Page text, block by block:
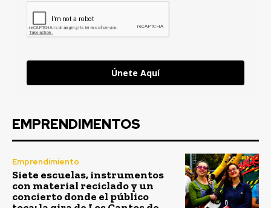
Únete Aquí
EMPRENDIMENTOS
Emprendimiento
Siete escuelas, instrumentos
con material reciclado y un
concierto donde el público